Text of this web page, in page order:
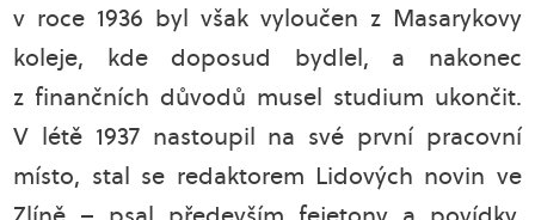
v roce 1936 byl však vyloučen z Masarykovy
koleje, kde doposud bydlel, a nakonec
z finančních důvodů musel studium ukončit.
V létě 1937 nastoupil na své první pracovní
místo, stal se redaktorem Lidových novin ve